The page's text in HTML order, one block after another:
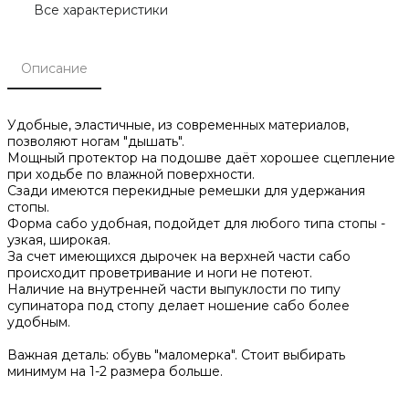
Все характеристики
Описание
Удобные, эластичные, из современных материалов,
позволяют ногам "дышать".
Мощный протектор на подошве даёт хорошее сцепление
при ходьбе по влажной поверхности.
Сзади имеются перекидные ремешки для удержания
стопы.
Форма сабо удобная, подойдет для любого типа стопы -
узкая, широкая.
За счет имеющихся дырочек на верхней части сабо
происходит проветривание и ноги не потеют.
Наличие на внутренней части выпуклости по типу
супинатора под стопу делает ношение сабо более
удобным.
Важная деталь: обувь "маломерка". Стоит выбирать
минимум на 1-2 размера больше.